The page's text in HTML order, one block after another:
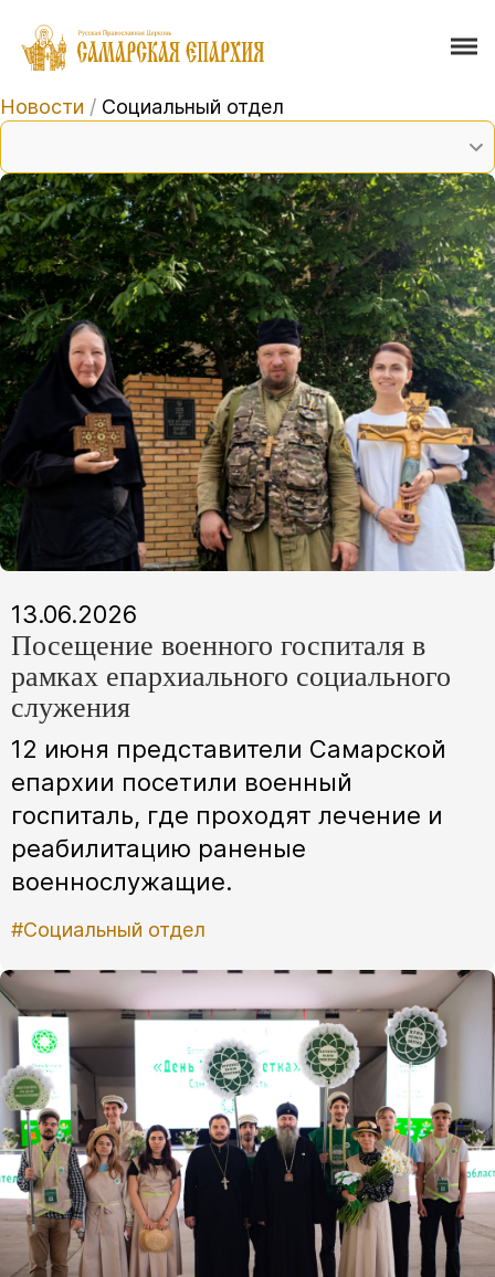
Новости / Социальный отдел
13.06.2026
Посещение военного госпиталя в
рамках епархиального социального
служения
12 июня представители Самарской
епархии посетили военный
госпиталь, где проходят лечение и
реабилитацию раненые
военнослужащие.
#Социальный отдел